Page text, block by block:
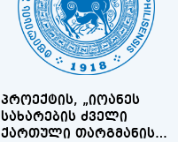
ᲞᲠᲝᲔᲥᲢᲘᲡ, „ᲘᲝᲐᲜᲔᲡ
ᲡᲐᲮᲐᲠᲔᲑᲘᲡ ᲫᲕᲔᲚᲘ
ᲥᲐᲠᲗᲣᲚᲘ ᲗᲐᲠᲒᲛᲐᲜᲘᲡ